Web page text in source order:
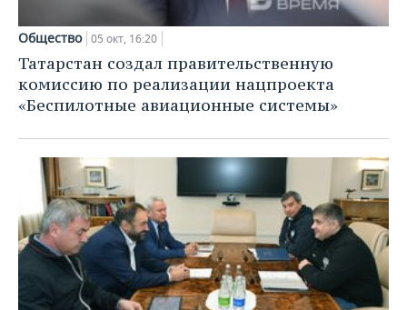
Общество 05 окт, 16:20
Татарстан создал правительственную
комиссию по реализации нацпроекта
«Беспилотные авиационные системы»